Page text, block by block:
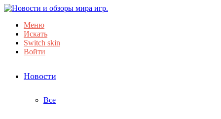
Меню
Искать
Switch skin
Войти
Новости
Все